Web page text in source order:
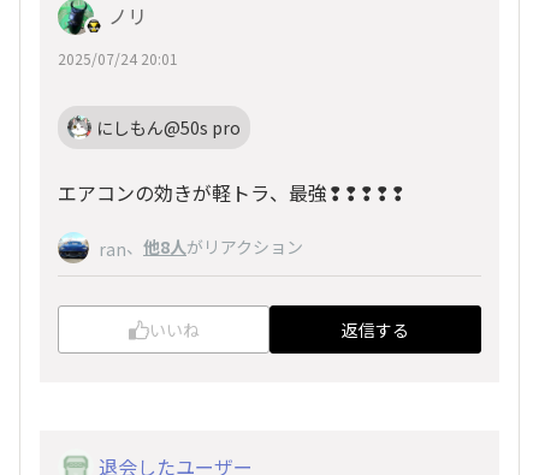
ノリ
2025/07/24 20:01
にしもん@50s pro
エアコンの効きが軽トラ、最強❢❢❢❢❢
ran、 他8人がリアクション
いいね 返信する
退会したユーザー